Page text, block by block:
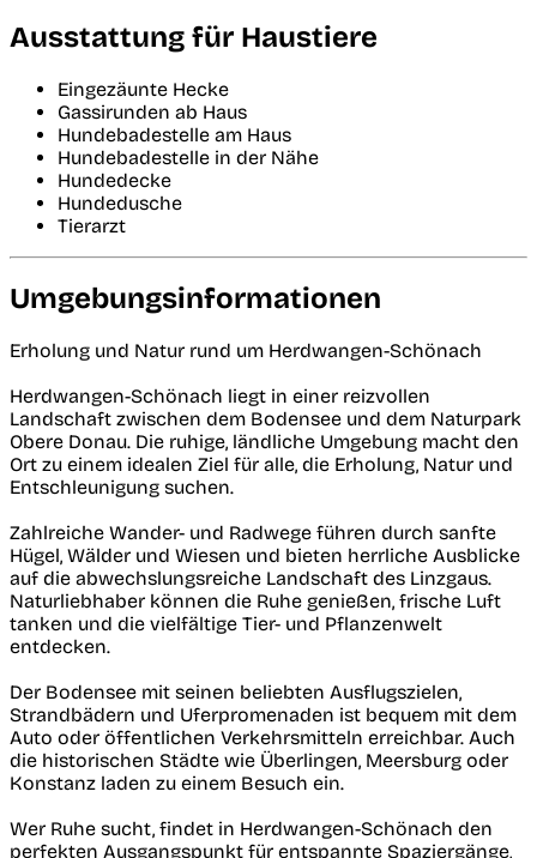
Ausstattung für Haustiere
Eingezäunte Hecke
Gassirunden ab Haus
Hundebadestelle am Haus
Hundebadestelle in der Nähe
Hundedecke
Hundedusche
Tierarzt
Umgebungsinformationen
Erholung und Natur rund um Herdwangen-Schönach
Herdwangen-Schönach liegt in einer reizvollen
Landschaft zwischen dem Bodensee und dem Naturpark
Obere Donau. Die ruhige, ländliche Umgebung macht den
Ort zu einem idealen Ziel für alle, die Erholung, Natur und
Entschleunigung suchen.
Zahlreiche Wander- und Radwege führen durch sanfte
Hügel, Wälder und Wiesen und bieten herrliche Ausblicke
auf die abwechslungsreiche Landschaft des Linzgaus.
Naturliebhaber können die Ruhe genießen, frische Luft
tanken und die vielfältige Tier- und Pflanzenwelt
entdecken.
Der Bodensee mit seinen beliebten Ausflugszielen,
Strandbädern und Uferpromenaden ist bequem mit dem
Auto oder öffentlichen Verkehrsmitteln erreichbar. Auch
die historischen Städte wie Überlingen, Meersburg oder
Konstanz laden zu einem Besuch ein.
Wer Ruhe sucht, findet in Herdwangen-Schönach den
perfekten Ausgangspunkt für entspannte Spaziergänge,